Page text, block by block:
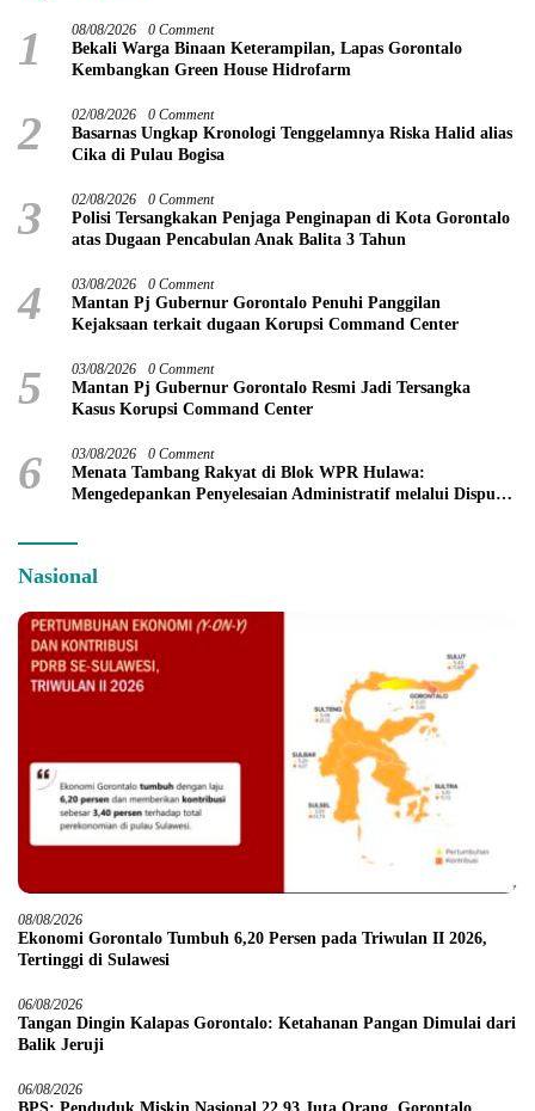
1 08/08/2026 0 Comment
Bekali Warga Binaan Keterampilan, Lapas Gorontalo
Kembangkan Green House Hidrofarm
2 02/08/2026 0 Comment
Basarnas Ungkap Kronologi Tenggelamnya Riska Halid alias
Cika di Pulau Bogisa
3 02/08/2026 0 Comment
Polisi Tersangkakan Penjaga Penginapan di Kota Gorontalo
atas Dugaan Pencabulan Anak Balita 3 Tahun
4 03/08/2026 0 Comment
Mantan Pj Gubernur Gorontalo Penuhi Panggilan
Kejaksaan terkait dugaan Korupsi Command Center
5 03/08/2026 0 Comment
Mantan Pj Gubernur Gorontalo Resmi Jadi Tersangka
Kasus Korupsi Command Center
6 03/08/2026 0 Comment
Menata Tambang Rakyat di Blok WPR Hulawa:
Mengedepankan Penyelesaian Administratif melalui Dispute
Nasional
08/08/2026
Ekonomi Gorontalo Tumbuh 6,20 Persen pada Triwulan II 2026,
Tertinggi di Sulawesi
06/08/2026
Tangan Dingin Kalapas Gorontalo: Ketahanan Pangan Dimulai dari
Balik Jeruji
06/08/2026
BPS: Penduduk Miskin Nasional 22,93 Juta Orang, Gorontalo